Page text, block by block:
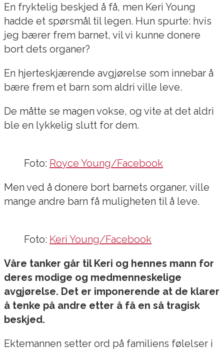
En fryktelig beskjed å få, men Keri Young
hadde et spørsmål til legen. Hun spurte: hvis
jeg bærer frem barnet, vil vi kunne donere
bort dets organer?
En hjerteskjærende avgjørelse som innebar å
bære frem et barn som aldri ville leve.
De måtte se magen vokse, og vite at det aldri
ble en lykkelig slutt for dem.
Foto: Royce Young/Facebook
Men ved å donere bort barnets organer, ville
mange andre barn få muligheten til å leve.
Foto: Keri Young/Facebook
Våre tanker går til Keri og hennes mann for
deres modige og medmenneskelige
avgjørelse. Det er imponerende at de klarer
å tenke på andre etter å få en så tragisk
beskjed.
Ektemannen setter ord på familiens følelser i